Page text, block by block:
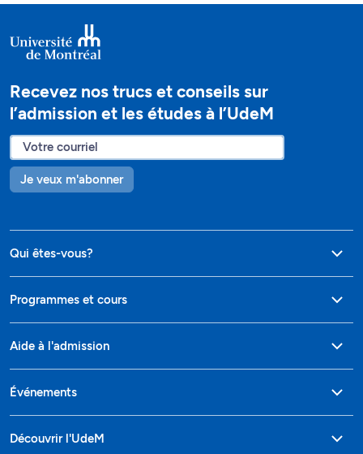
Recevez nos trucs et conseils sur
l’admission et les études à l’UdeM
Je veux m'abonner
Qui êtes-vous?
Programmes et cours
Aide à l'admission
Événements
Découvrir l'UdeM